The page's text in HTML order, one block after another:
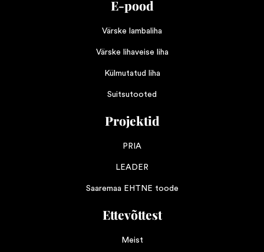
E-pood
Värske lambaliha
Värske lihaveise liha
Külmutatud liha
Suitsutooted
Projektid
PRIA
LEADER
Saaremaa EHTNE toode
Ettevõttest
Meist